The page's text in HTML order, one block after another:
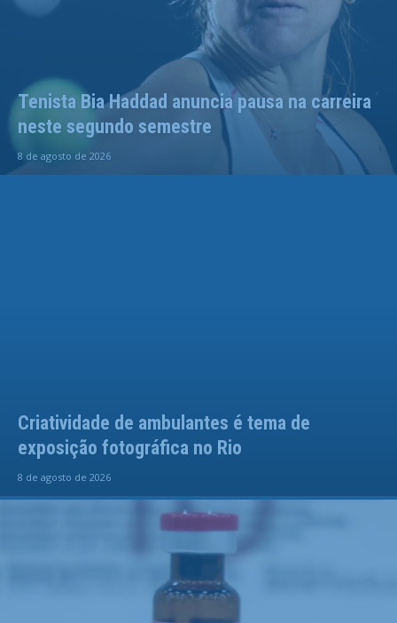
Tenista Bia Haddad anuncia pausa na carreira
neste segundo semestre
8 de agosto de 2026
Criatividade de ambulantes é tema de
exposição fotográfica no Rio
8 de agosto de 2026